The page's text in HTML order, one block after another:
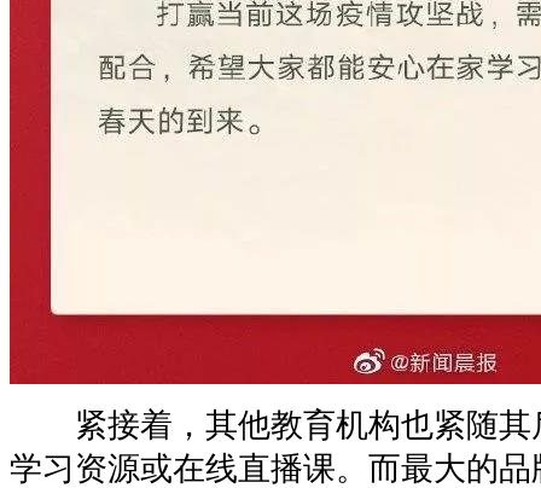
紧接着，其他教育机构也紧随其
学习资源或在线直播课。而最大的